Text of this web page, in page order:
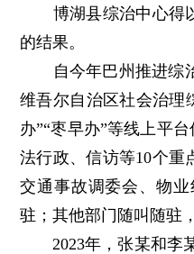
博湖县综治中心得以
的结果。
自今年巴州推进综治
维吾尔自治区社会治理
办”“枣早办”等线上平
法行政、信访等10个重
交通事故调委会、物
驻；其他部门随叫随驻
2023年，张某和李某